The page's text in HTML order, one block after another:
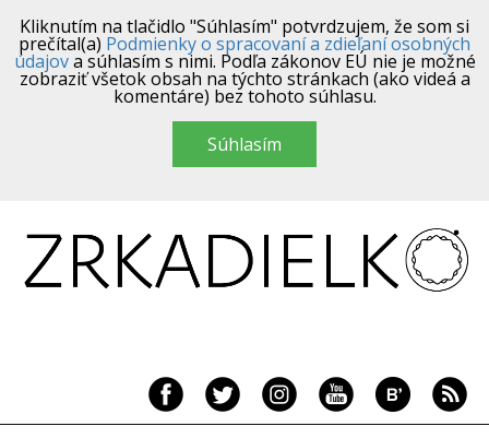
Kliknutím na tlačidlo "Súhlasím" potvrdzujem, že som si
prečítal(a) Podmienky o spracovaní a zdieľaní osobných
údajova súhlasím s nimi. Podľa zákonov EÚ nie je možné
zobraziť všetok obsah na týchto stránkach (ako videá a
komentáre) bez tohoto súhlasu.
Súhlasím